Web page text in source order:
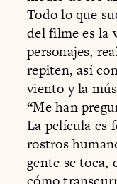
Todo lo que
del filme es la
personajes,
repiten, así
viento y la
“Me han
La película es
rostros
gente se toca,